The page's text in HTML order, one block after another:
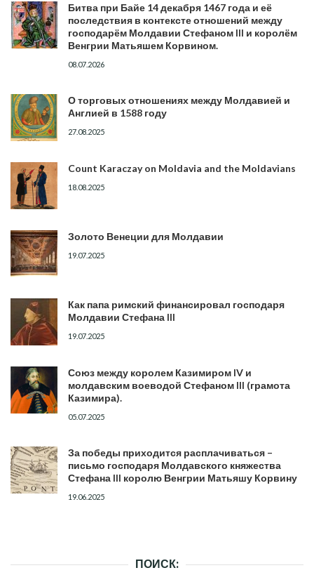
Битва при Байе 14 декабря 1467 года и её
последствия в контексте отношений между
господарём Молдавии Стефаном III и королём
Венгрии Матьяшем Корвином.
08.07.2026
О торговых отношениях между Молдавией и
Англией в 1588 году
27.08.2025
Count Karaczay on Moldavia and the Moldavians
18.08.2025
Золото Венеции для Молдавии
19.07.2025
Как папа римский финансировал господаря
Молдавии Стефана III
19.07.2025
Союз между королем Казимиром IV и
молдавским воеводой Стефаном III (грамота
Казимира).
05.07.2025
За победы приходится расплачиваться –
письмо господаря Молдавского княжества
Стефана III королю Венгрии Матьяшу Корвину
19.06.2025
ПОИСК: